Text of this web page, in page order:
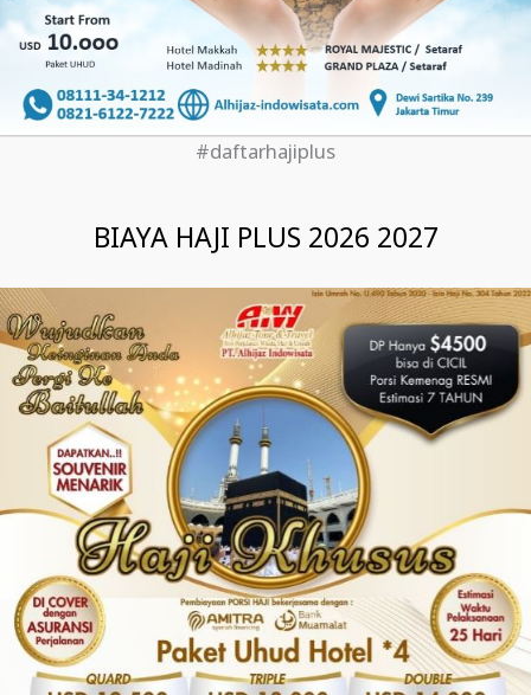
#daftarhajiplus
BIAYA HAJI PLUS 2026 2027